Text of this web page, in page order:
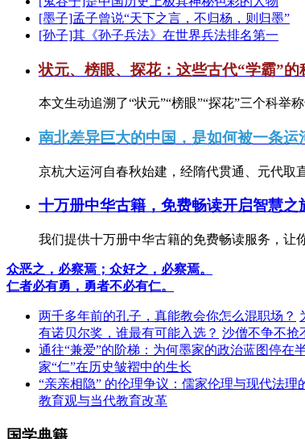
[墨子]孟子曾说“天下之言，不归杨，则归墨”
[孙子]其《孙子兵法》在世界兵法排名第一
状元、榜眼、探花：这些古代“学霸”的
本文生动追溯了“状元”“榜眼”“探花”三个科举
南北差异巨大的中国，是如何被一条运
京杭大运河自春秋始建，经隋代贯通、元代取
十万册中华古籍，免费畅读开启智慧之
我们提供十万册中华古籍的免费畅读服务，让
众恶之，必察焉；众好之，必察焉。
仁者必有勇，勇者不必有仁。
两千多年前的孔子，真能教会你怎么混职场？
有诺贝尔奖，谁最有可能入选？ 沙僧不争不抢
通往“兼爱”的阶梯：为何墨家的政治蓝图停在
家“仁”在历史皱褶中的生长
“亲亲相隐” 的伦理争议：儒家伦理与现代法理
教育观与当代教育改革
国学典籍